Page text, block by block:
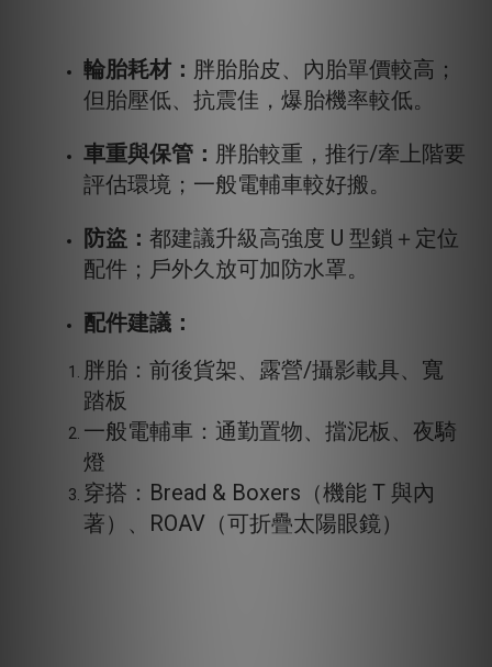
輪胎耗材： 胖胎胎皮、內胎單價較高；
但胎壓低、抗震佳，爆胎機率較低。
車重與保管： 胖胎較重，推行/牽上階要
評估環境；一般電輔車較好搬。
防盜： 都建議升級高強度 U 型鎖＋定位
配件；戶外久放可加防水罩。
配件建議：
胖胎：前後貨架、露營/攝影載具、寬
踏板
一般電輔車：通勤置物、擋泥板、夜騎
燈
穿搭：Bread & Boxers（機能 T 與內
著）、ROAV（可折疊太陽眼鏡）